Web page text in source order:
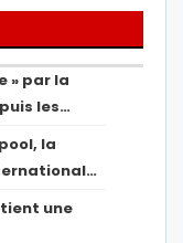
» par la
les…
la
une